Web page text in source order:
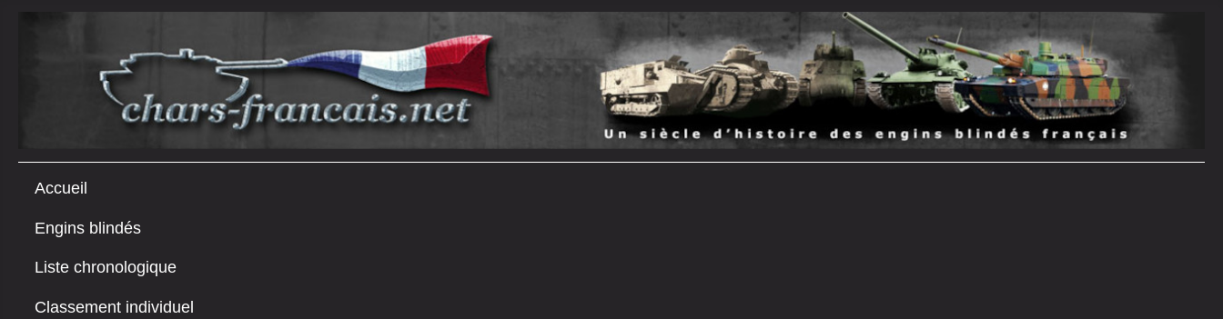
Accueil
Engins blindés
Liste chronologique
Classement individuel